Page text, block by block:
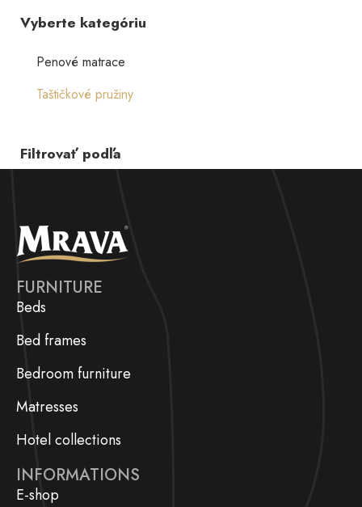
Vyberte kategóriu
Penové matrace
Taštičkové pružiny
Filtrovať podľa
FURNITURE
Beds
Bed frames
Bedroom furniture
Matresses
Hotel collections
INFORMATIONS
E-shop